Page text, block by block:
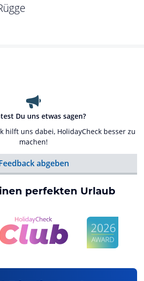
Du uns etwas sagen?
hilft uns dabei, HolidayCheck besser zu
machen!
abgeben
perfekten Urlaub